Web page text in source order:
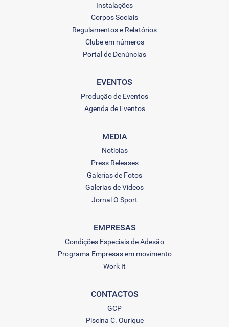
Instalações
Corpos Sociais
Regulamentos e Relatórios
Clube em números
Portal de Denúncias
EVENTOS
Produção de Eventos
Agenda de Eventos
MEDIA
Notícias
Press Releases
Galerias de Fotos
Galerias de Vídeos
Jornal O Sport
EMPRESAS
Condições Especiais de Adesão
Programa Empresas em movimento
Work It
CONTACTOS
GCP
Piscina C. Ourique